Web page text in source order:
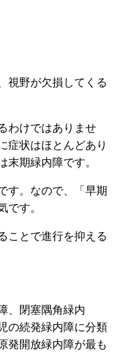
視野が欠損してくる
わけではありませ
症状はほとんどあり
末期緑内障です。
す。なので、「早期
です。
ことで進行を抑える
、閉塞隅角緑内
の続発緑内障に分類
発開放緑内障が最も